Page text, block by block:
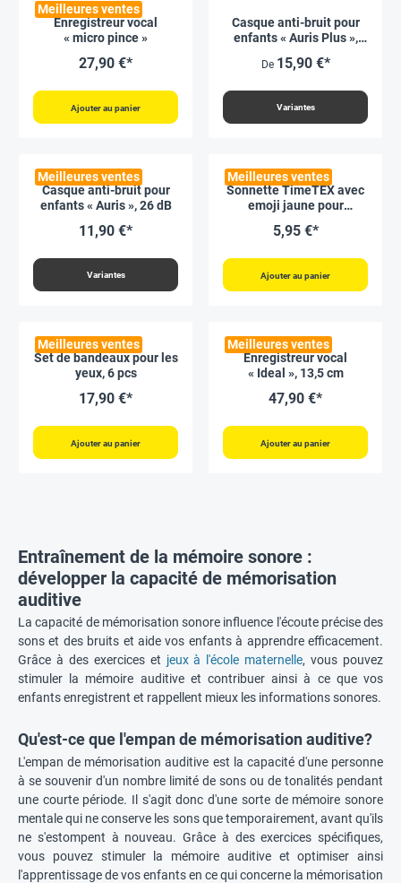
Meilleures ventes
Enregistreur vocal
« micro pince »
27,90 €*
Ajouter au panier
Casque anti-bruit pour
enfants « Auris Plus »,
De 15,90 €*
Variantes
Meilleures ventes
Casque anti-bruit pour
enfants « Auris », 26 dB
11,90 €*
Variantes
Meilleures ventes
Sonnette TimeTEX avec
emoji jaune pour
5,95 €*
Ajouter au panier
Meilleures ventes
Set de bandeaux pour les
yeux, 6 pcs
17,90 €*
Ajouter au panier
Meilleures ventes
Enregistreur vocal
« Ideal », 13,5 cm
47,90 €*
Ajouter au panier
Entraînement de la mémoire sonore :
développer la capacité de mémorisation
auditive
La capacité de mémorisation sonore influence l'écoute précise des
sons et des bruits et aide vos enfants à apprendre efficacement.
Grâce à des exercices et jeux à l'école maternelle, vous pouvez
stimuler la mémoire auditive et contribuer ainsi à ce que vos
enfants enregistrent et rappellent mieux les informations sonores.
Qu'est-ce que l'empan de mémorisation auditive?
L'empan de mémorisation auditive est la capacité d'une personne
à se souvenir d'un nombre limité de sons ou de tonalités pendant
une courte période. Il s'agit donc d'une sorte de mémoire sonore
mentale qui ne conserve les sons que temporairement, avant qu'ils
ne s'estompent à nouveau. Grâce à des exercices spécifiques,
vous pouvez stimuler la mémoire auditive et optimiser ainsi
l'apprentissage de vos enfants en ce qui concerne la mémorisation